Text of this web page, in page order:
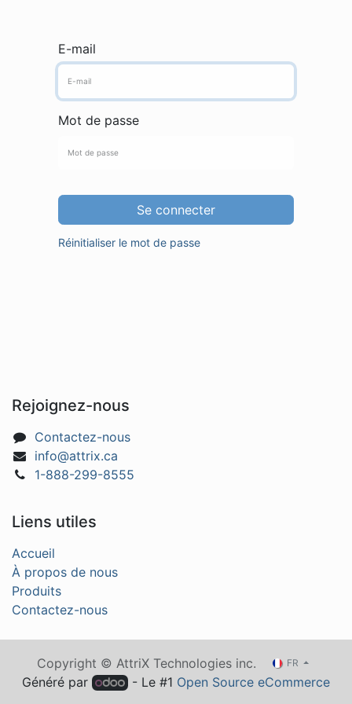
E-mail
Mot de passe
Se connecter
Réinitialiser le mot de passe
Rejoignez-nous
Contactez-nous
info@attrix.ca
1-888-299-8555
Liens utiles
Accueil
À propos de nous
Produits
Contactez-nous
Copyright © AttriX Technologies inc. FR
Généré par - Le #1 Open Source eCommerce